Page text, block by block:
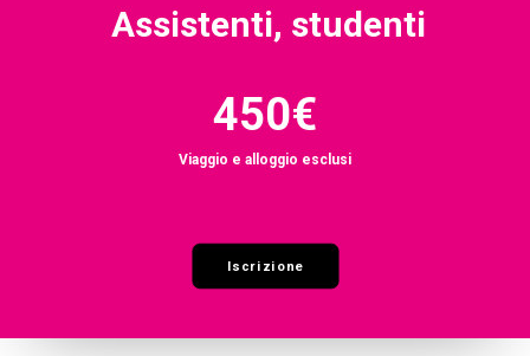
Assistenti, studenti
450€
Viaggio e alloggio esclusi
Iscrizione